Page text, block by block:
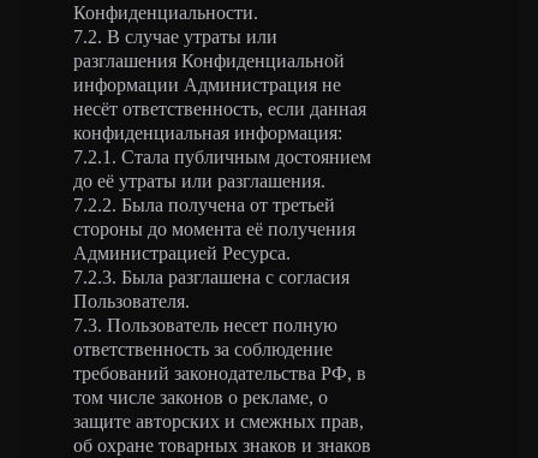
Конфиденциальности.
7.2. В случае утраты или
разглашения Конфиденциальной
информации Администрация не
несёт ответственность, если данная
конфиденциальная информация:
7.2.1. Стала публичным достоянием
до её утраты или разглашения.
7.2.2. Была получена от третьей
стороны до момента её получения
Администрацией Ресурса.
7.2.3. Была разглашена с согласия
Пользователя.
7.3. Пользователь несет полную
ответственность за соблюдение
требований законодательства РФ, в
том числе законов о рекламе, о
защите авторских и смежных прав,
об охране товарных знаков и знаков